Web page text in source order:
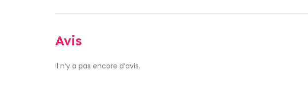
Avis
Il n’y a pas encore d’avis.